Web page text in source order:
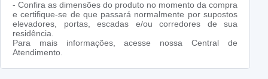
- Confira as dimensões do produto no momento da compra
e certifique-se de que passará normalmente por supostos
elevadores, portas, escadas e/ou corredores de sua
residência.
Para mais informações, acesse nossa Central de
Atendimento.